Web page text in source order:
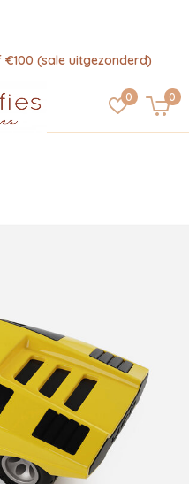
0 0
(sale uitgezonderd)